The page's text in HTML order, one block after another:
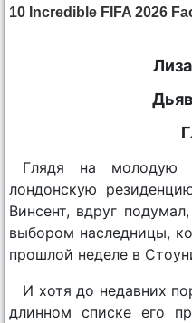
Глядя на молодую
лондонскую
Винсент, вдруг
выбором наследницы,
прошлой неделе в
И хотя до недавних
длинном списке его